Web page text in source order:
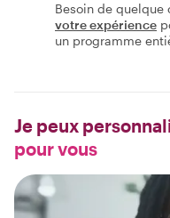
Besoin de quelque
votre expérience
un programme
Je peux
pour vous